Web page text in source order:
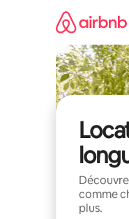
comme
plus.